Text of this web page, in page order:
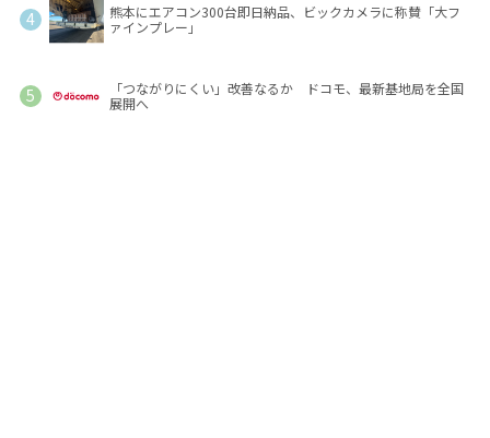
熊本にエアコン300台即日納品、ビックカメラに称賛「大フ
ァインプレー」
「つながりにくい」改善なるか ドコモ、最新基地局を全国
展開へ